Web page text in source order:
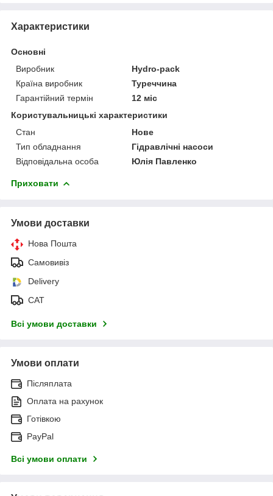
Характеристики
Основні
Виробник
Hydro-pack
Країна виробник
Туреччина
Гарантійний термін
12 міс
Користувальницькі характеристики
Стан
Нове
Тип обладнання
Гідравлічні насоси
Відповідальна особа
Юлія Павленко
Приховати
Умови доставки
Нова Пошта
Самовивіз
Delivery
САТ
Всі умови доставки
Умови оплати
Післяплата
Оплата на рахунок
Готівкою
PayPal
Всі умови оплати